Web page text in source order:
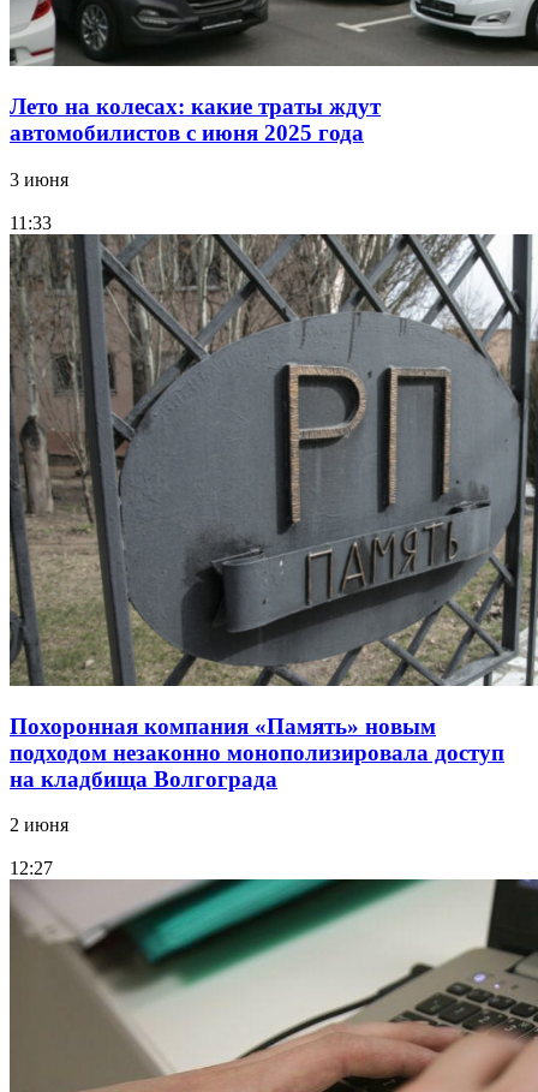
Лето на колесах: какие траты ждут
автомобилистов с июня 2025 года
3 июня
11:33
Похоронная компания «Память» новым
подходом незаконно монополизировала доступ
на кладбища Волгограда
2 июня
12:27